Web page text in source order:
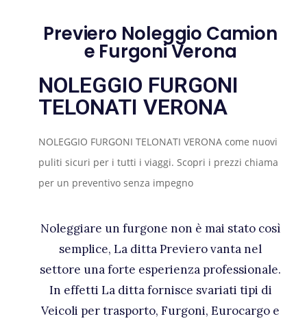
Previero Noleggio Camion
e Furgoni Verona
NOLEGGIO FURGONI
TELONATI VERONA
NOLEGGIO FURGONI TELONATI VERONA come nuovi
puliti sicuri per i tutti i viaggi. Scopri i prezzi chiama
per un preventivo senza impegno
Noleggiare un furgone non è mai stato così
semplice, La ditta Previero vanta nel
settore una forte esperienza professionale.
In effetti La ditta fornisce svariati tipi di
Veicoli per trasporto, Furgoni, Eurocargo e